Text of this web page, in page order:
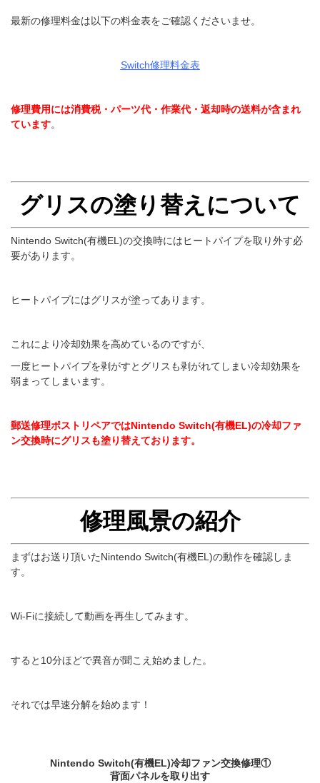
最新の修理料金は以下の料金表をご確認くださいませ。
Switch修理料金表
修理費用には消費税・パーツ代・作業代・返却時の送料が含まれ
ています。
グリスの塗り替えについて
Nintendo Switch(有機EL)の交換時にはヒートパイプを取り外す必
要があります。
ヒートパイプにはグリスが塗ってあります。
これにより冷却効果を高めているのですが、
一度ヒートパイプを剥がすとグリスも剥がれてしまい冷却効果を
弱まってしまいます。
郵送修理ポストリペアではNintendo Switch(有機EL)の冷却ファ
ン交換時にグリスも塗り替えております。
修理風景の紹介
まずはお送り頂いたNintendo Switch(有機EL)の動作を確認しま
す。
Wi-Fiに接続して動画を再生してみます。
すると10分ほどで異音が聞こえ始めました。
それでは早速分解を始めます！
Nintendo Switch(有機EL)冷却ファン交換修理①
背面パネルを取り出す